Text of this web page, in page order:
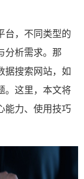
台，不同类型的
分析需求。那
据搜索网站，如
。这里，本文将
能力、使用技巧